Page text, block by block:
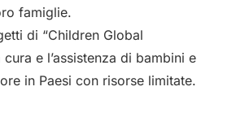
famiglie.
di “Children Global
e l’assistenza di bambini e
in Paesi con risorse limitate.